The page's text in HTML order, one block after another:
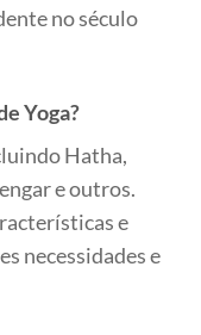
no século
Yoga?
Hatha,
e outros.
e
necessidades e